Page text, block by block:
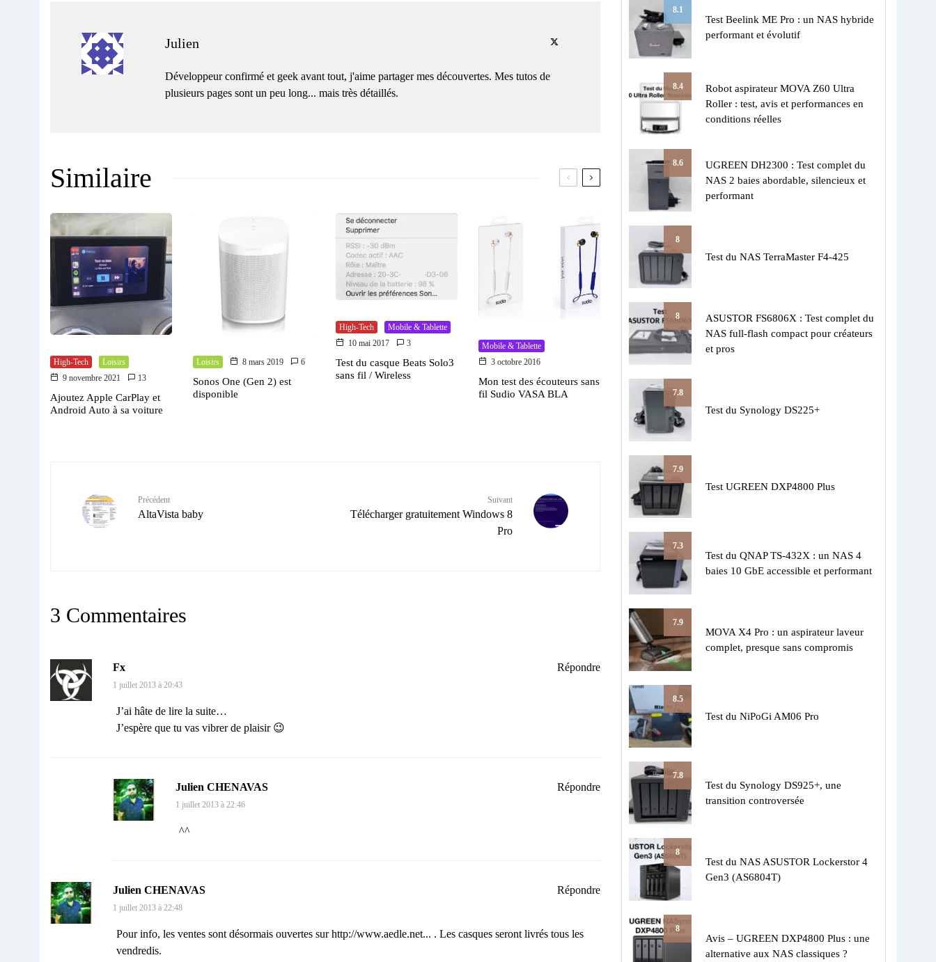
Julien
Développeur confirmé et geek avant tout, j'aime partager mes découvertes. Mes tutos de
plusieurs pages sont un peu long... mais très détaillés.
Similaire
High-Tech
Loisirs
9 novembre 2021
13
Ajoutez Apple CarPlay et
Android Auto à sa voiture
Loisirs 8 mars 2019 6
Sonos One (Gen 2) est
disponible
High-Tech
Mobile & Tablette
10 mai 2017
3
Test du casque Beats Solo3
sans fil / Wireless
Mobile & Tablette
3 octobre 2016
Mon test des écouteurs sans
fil Sudio VASA BLA
Précédent
AltaVista baby
Suivant
Télécharger gratuitement Windows 8
Pro
3 Commentaires
Fx
1 juillet 2013 à 20:43
J’ai hâte de lire la suite…
J’espère que tu vas vibrer de plaisir 😉
Répondre
Julien CHENAVAS
1 juillet 2013 à 22:46
^^
Répondre
Julien CHENAVAS
1 juillet 2013 à 22:48
Pour info, les ventes sont désormais ouvertes surhttp://www.aedle.net... . Les casques seront livrés tous les
vendredis.
Répondre
8.1
Test Beelink ME Pro : un NAS hybride
performant et évolutif
8.4
Robot aspirateur MOVA Z60 Ultra
Roller : test, avis et performances en
conditions réelles
8.6
UGREEN DH2300 : Test complet du
NAS 2 baies abordable, silencieux et
performant
8
Test du NAS TerraMaster F4-425
8
ASUSTOR FS6806X : Test complet du
NAS full-flash compact pour créateurs
et pros
7.8
Test du Synology DS225+
7.9
Test UGREEN DXP4800 Plus
7.3
Test du QNAP TS-432X : un NAS 4
baies 10 GbE accessible et performant
7.9
MOVA X4 Pro : un aspirateur laveur
complet, presque sans compromis
8.5
Test du NiPoGi AM06 Pro
7.8
Test du Synology DS925+, une
transition controversée
8
Test du NAS ASUSTOR Lockerstor 4
Gen3 (AS6804T)
8
Avis – UGREEN DXP4800 Plus : une
alternative aux NAS classiques ?